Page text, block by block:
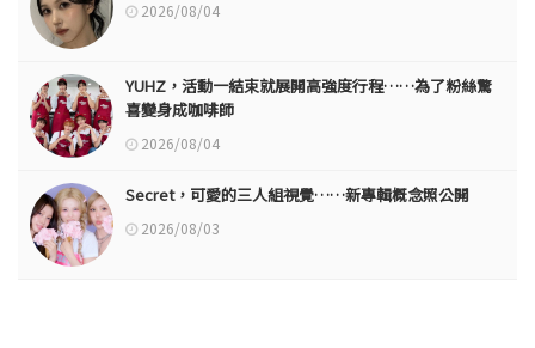
2026/08/04
YUHZ，活動一結束就展開高強度行程……為了粉絲驚
喜變身成咖啡師
2026/08/04
Secret，可愛的三人組視覺……新專輯概念照公開
2026/08/03